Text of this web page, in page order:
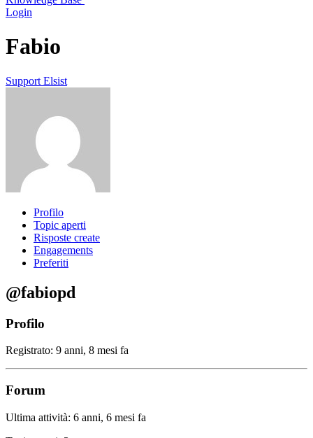
Login
Fabio
Support Elsist
Profilo
Topic aperti
Risposte create
Engagements
Preferiti
@fabiopd
Profilo
Registrato: 9 anni, 8 mesi fa
Forum
Ultima attività: 6 anni, 6 mesi fa